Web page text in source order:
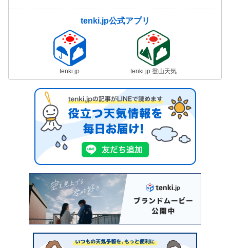
tenki.jp公式アプリ
tenki.jp tenki.jp 登山天気